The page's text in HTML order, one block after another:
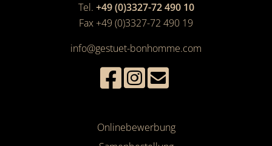
Tel. +49 (0)3327-72 490 10
Fax +49 (0)3327-72 490 19
info@gestuet-bonhomme.com
Onlinebewerbung